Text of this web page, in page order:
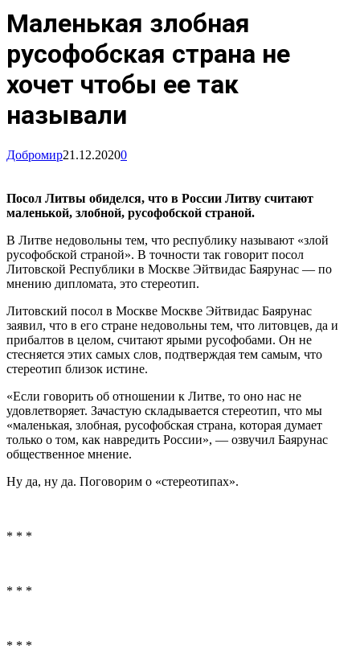
Маленькая злобная
русофобская страна не
хочет чтобы ее так
называли
Добромир21.12.20200
Посол Литвы обиделся, что в России Литву считают
маленькой, злобной, русофобской страной.
В Литве недовольны тем, что республику называют «злой
русофобской страной». В точности так говорит посол
Литовской Республики в Москве Эйтвидас Баярунаc — по
мнению дипломата, это стереотип.
Литовский посол в Москве Москве Эйтвидас Баярунас
заявил, что в его стране недовольны тем, что литовцев, да и
прибалтов в целом, считают ярыми русофобами. Он не
стесняется этих самых слов, подтверждая тем самым, что
стереотип близок истине.
«Если говорить об отношении к Литве, то оно нас не
удовлетворяет. Зачастую складывается стереотип, что мы
«маленькая, злобная, русофобская страна, которая думает
только о том, как навредить России», — озвучил Баярунас
общественное мнение.
Ну да, ну да. Поговорим о «стереотипах».
* * *
* * *
* * *